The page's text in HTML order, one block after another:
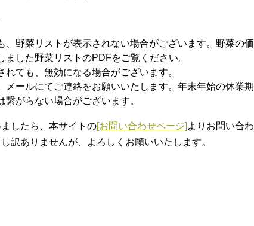
、野菜リストが表示されない場合がございます。野菜の価
した野菜リストのPDFをご覧ください。
ても、無効になる場合がございます。
メールにてご連絡をお願いいたします。年末年始の休業期
がらない場合がございます。
したら、本サイトの[お問い合わせページ] よりお問い合わ
訳ありませんが、よろしくお願いいたします。